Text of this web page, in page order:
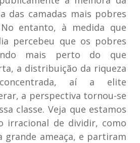
das camadas mais pobres
entanto, à medida que
percebeu que os pobres
mais perto do que
a distribuição da riqueza
concentrada, aí a elite
a perspectiva tornou-se
classe. Veja que estamos
irracional de dividir, como
grande ameaça, e partiram